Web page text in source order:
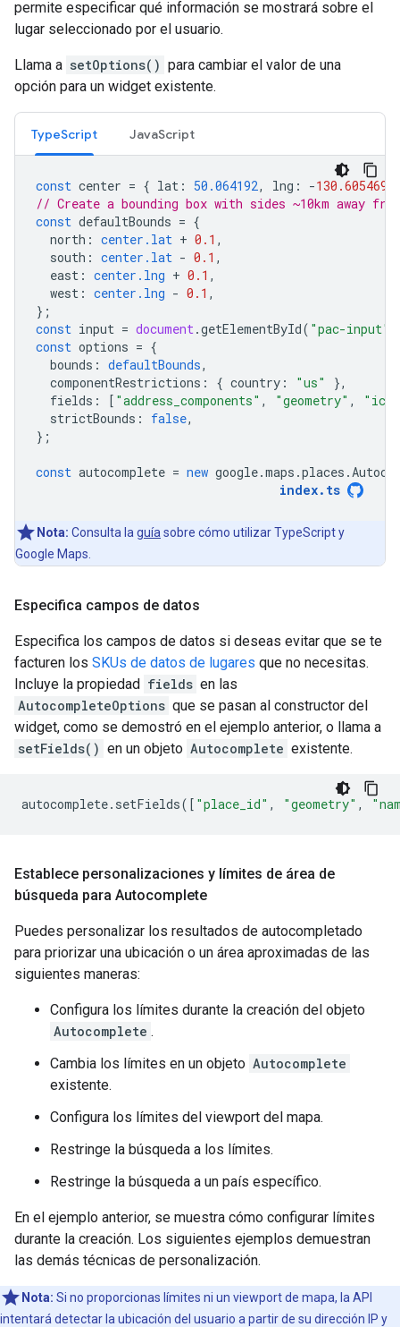
permite especificar qué información se mostrará sobre el
lugar seleccionado por el usuario.
Llama a setOptions() para cambiar el valor de una
opción para un widget existente.
TypeScript JavaScript
const center = { lat : 50.064192, lng : -130.605469
// Create a bounding box with sides ~10km away
const defaultBounds = {
north : center.lat + 0.1 ,
south : center.lat - 0.1 ,
east : center.lng + 0.1 ,
west : center.lng - 0.1 ,
};
const input = document.getElementById( "pac-input"
const options = {
bounds : defaultBounds,
componentRestrictions : { country : "us"
},
fields : [ "address_components" , "geometry" ,
strictBounds : false,
};
const autocomplete = new google.maps .places .
index. ts
Nota: Consulta la guía sobre cómo utilizar TypeScript y
Google Maps.
Especifica campos de datos
Especifica los campos de datos si deseas evitar que se te
facturen los SKUs de datos de lugares que no necesitas.
Incluye la propiedad fields en las
AutocompleteOptions que se pasan al constructor del
widget, como se demostró en el ejemplo anterior, o llama a
setFields() en un objeto Autocomplete existente.
autocomplete. setFields([ "place_id" , "geometry" ,
Establece personalizaciones y límites de área de
búsqueda para Autocomplete
Puedes personalizar los resultados de autocompletado
para priorizar una ubicación o un área aproximadas de las
siguientes maneras:
Configura los límites durante la creación del objeto
Autocomplete .
Cambia los límites en un objeto Autocomplete
existente.
Configura los límites del viewport del mapa.
Restringe la búsqueda a los límites.
Restringe la búsqueda a un país específico.
En el ejemplo anterior, se muestra cómo configurar límites
durante la creación. Los siguientes ejemplos demuestran
las demás técnicas de personalización.
Nota: Si no proporcionas límites ni un viewport de mapa, la API
intentará detectar la ubicación del usuario a partir de su dirección IP y